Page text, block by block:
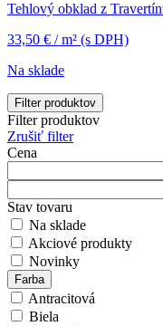
Tehlový obklad z
33,50 € / m² (s DPH)
Na sklade
Filter produktov
Filter produktov
Zrušiť filter
Cena
Stav tovaru
Na sklade
Akciové produkty
Novinky
Farba
Antracitová
Biela